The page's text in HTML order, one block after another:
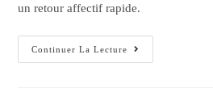
un retour affectif rapide.
Continuer La Lecture